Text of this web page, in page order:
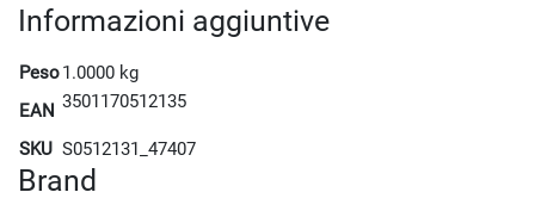
Informazioni aggiuntive
Peso1.0000 kg
EAN 3501170512135
SKU S0512131_47407
Brand